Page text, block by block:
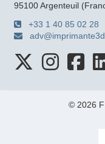
95100 Argenteuil
+33 1 40 85 02 28
© 2026